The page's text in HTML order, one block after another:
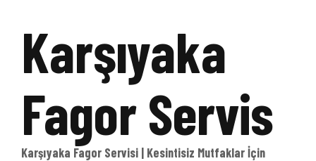
Karşıyaka
Fagor Servis
Karşıyaka Fagor Servisi | Kesintisiz Mutfaklar İçin